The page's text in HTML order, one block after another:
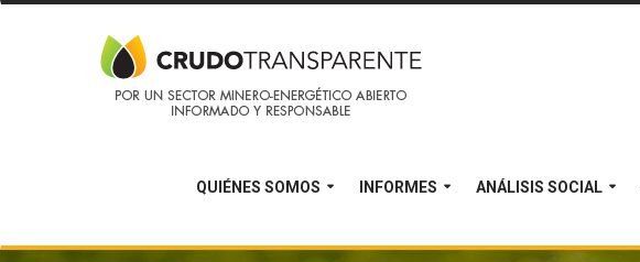
QUIÉNES SOMOS INFORMES ANÁLISIS SOCIAL